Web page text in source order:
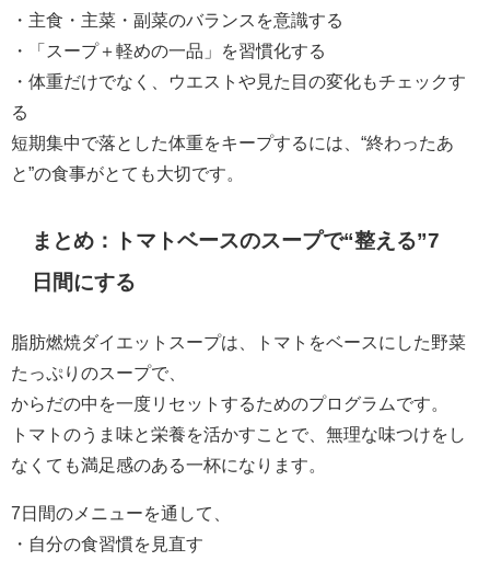
・主食・主菜・副菜のバランスを意識する
・「スープ＋軽めの一品」を習慣化する
・体重だけでなく、ウエストや見た目の変化もチェックす
る
短期集中で落とした体重をキープするには、“終わったあ
と”の食事がとても大切です。
まとめ：トマトベースのスープで“整える”7
日間にする
脂肪燃焼ダイエットスープは、トマトをベースにした野菜
たっぷりのスープで、
からだの中を一度リセットするためのプログラムです。
トマトのうま味と栄養を活かすことで、無理な味つけをし
なくても満足感のある一杯になります。
7日間のメニューを通して、
・自分の食習慣を見直す